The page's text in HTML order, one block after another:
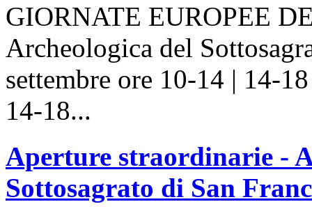
GIORNATE EUROPEE
Archeologica del
settembre ore 10-14 | 14-
14-18...
Aperture straordinarie -
Sottosagrato di San